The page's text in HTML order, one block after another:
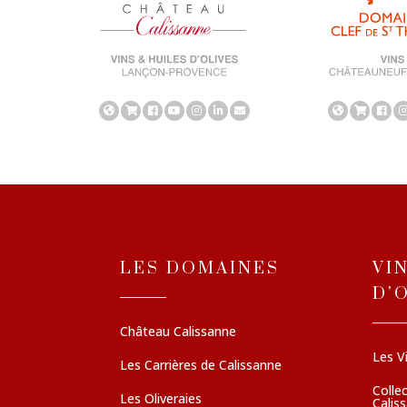
LES DOMAINES
Château Calissanne
Les Carrières de Calissanne
Les Oliveraies
Les